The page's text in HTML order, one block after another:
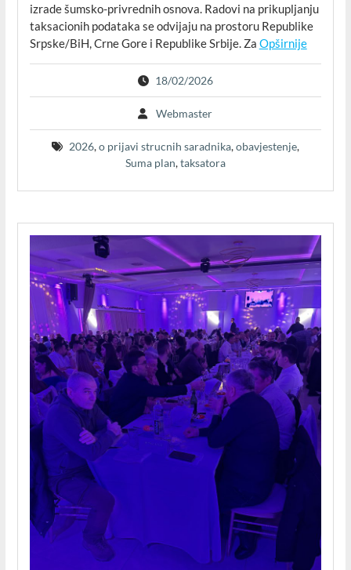
izrade šumsko-privrednih osnova. Radovi na prikupljanju
taksacionih podataka se odvijaju na prostoru Republike
Srpske/BiH, Crne Gore i Republike Srbije. Za Opširnije
18/02/2026
Webmaster
2026,o prijavi strucnih saradnika,obavjestenje,
Suma plan,taksatora